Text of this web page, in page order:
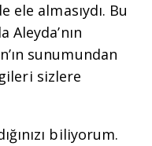
almasıydı. Bu
Aleyda’nın
sunumundan
sizlere
biliyorum.